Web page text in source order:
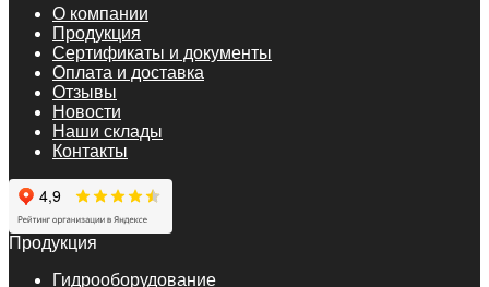
О компании
Продукция
Сертификаты и документы
Оплата и доставка
Отзывы
Новости
Наши склады
Контакты
Продукция
Гидрооборудование